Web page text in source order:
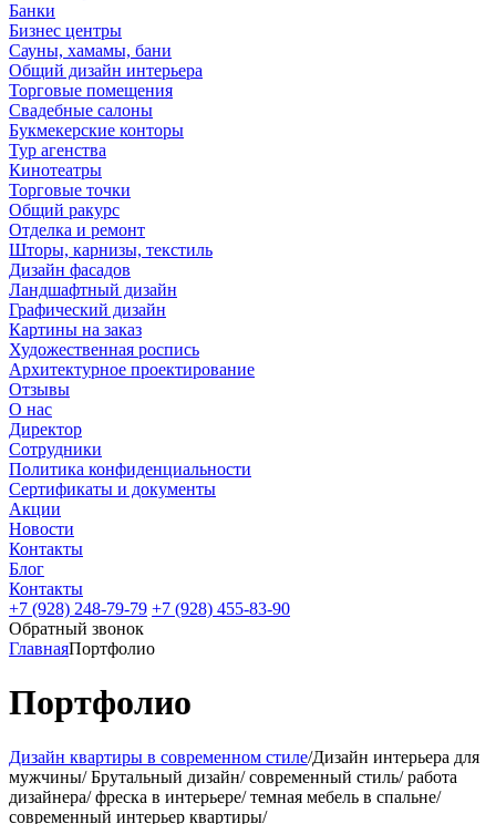
Банки
Бизнес центры
Сауны, хамамы, бани
Общий дизайн интерьера
Торговые помещения
Свадебные салоны
Букмекерские конторы
Тур агенства
Кинотеатры
Торговые точки
Общий ракурс
Отделка и ремонт
Шторы, карнизы, текстиль
Дизайн фасадов
Ландшафтный дизайн
Графический дизайн
Картины на заказ
Художественная роспись
Архитектурное проектирование
Отзывы
О нас
Директор
Сотрудники
Политика конфиденциальности
Сертификаты и документы
Акции
Новости
Контакты
Блог
Контакты
+7 (928) 248-79-79 +7 (928) 455-83-90
Обратный звонок
ГлавнаяПортфолио
Портфолио
Дизайн квартиры в современном стиле/Дизайн интерьера для
мужчины/ Брутальный дизайн/ современный стиль/ работа
дизайнера/ фреска в интерьере/ темная мебель в спальне/
современный интерьер квартиры/